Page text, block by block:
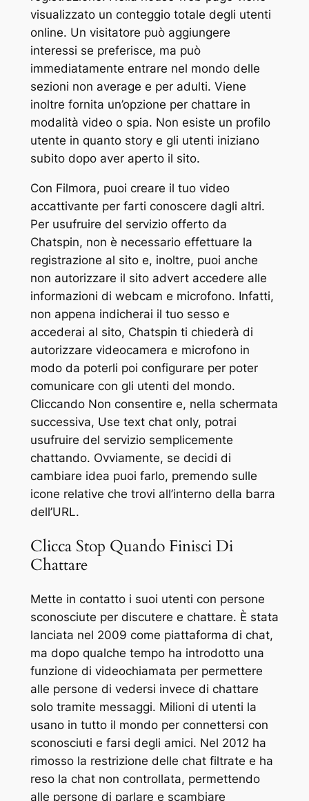
visualizzato un conteggio totale degli utenti
online. Un visitatore può aggiungere
interessi se preferisce, ma può
immediatamente entrare nel mondo delle
sezioni non average e per adulti. Viene
inoltre fornita un’opzione per chattare in
modalità video o spia. Non esiste un profilo
utente in quanto story e gli utenti iniziano
subito dopo aver aperto il sito.
Con Filmora, puoi creare il tuo video
accattivante per farti conoscere dagli altri.
Per usufruire del servizio offerto da
Chatspin, non è necessario effettuare la
registrazione al sito e, inoltre, puoi anche
non autorizzare il sito advert accedere alle
informazioni di webcam e microfono. Infatti,
non appena indicherai il tuo sesso e
accederai al sito, Chatspin ti chiederà di
autorizzare videocamera e microfono in
modo da poterli poi configurare per poter
comunicare con gli utenti del mondo.
Cliccando Non consentire e, nella schermata
successiva, Use text chat only, potrai
usufruire del servizio semplicemente
chattando. Ovviamente, se decidi di
cambiare idea puoi farlo, premendo sulle
icone relative che trovi all’interno della barra
dell’URL.
Clicca Stop Quando Finisci Di
Chattare
Mette in contatto i suoi utenti con persone
sconosciute per discutere e chattare. È stata
lanciata nel 2009 come piattaforma di chat,
ma dopo qualche tempo ha introdotto una
funzione di videochiamata per permettere
alle persone di vedersi invece di chattare
solo tramite messaggi. Milioni di utenti la
usano in tutto il mondo per connettersi con
sconosciuti e farsi degli amici. Nel 2012 ha
rimosso la restrizione delle chat filtrate e ha
reso la chat non controllata, permettendo
alle persone di parlare e scambiare